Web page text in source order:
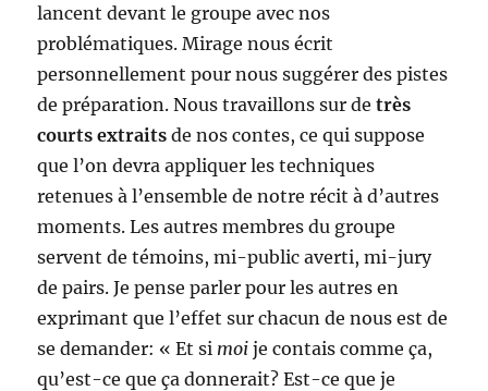
lancent devant le groupe avec nos
problématiques. Mirage nous écrit
personnellement pour nous suggérer des pistes
de préparation. Nous travaillons sur detrès
courts extraitsde nos contes, ce qui suppose
que l’on devra appliquer les techniques
retenues à l’ensemble de notre récit à d’autres
moments. Les autres membres du groupe
servent de témoins, mi-public averti, mi-jury
de pairs. Je pense parler pour les autres en
exprimant que l’effet sur chacun de nous est de
se demander: « Et si moije contais comme ça,
qu’est-ce que ça donnerait? Est-ce que je